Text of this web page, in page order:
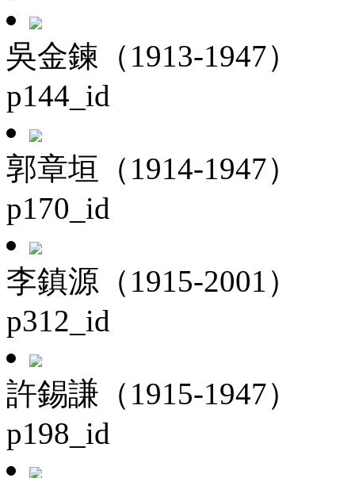
吳金鍊（1913-1947）
p144_id
郭章垣（1914-1947）
p170_id
李鎮源（1915-2001）
p312_id
許錫謙（1915-1947）
p198_id